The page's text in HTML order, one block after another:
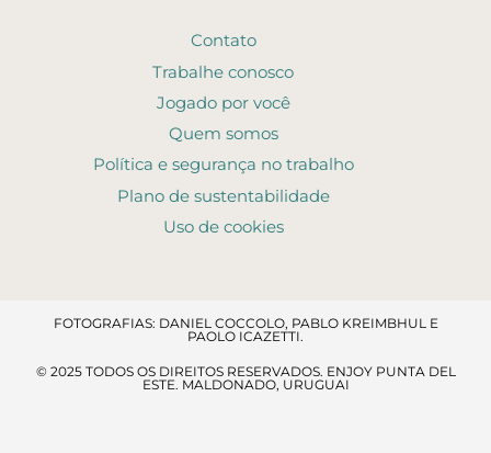
Contato
Trabalhe conosco
Jogado por você
Quem somos
Política e segurança no trabalho
Plano de sustentabilidade
Uso de cookies
FOTOGRAFIAS: DANIEL COCCOLO, PABLO KREIMBHUL E
PAOLO ICAZETTI.
© 2025 TODOS OS DIREITOS RESERVADOS. ENJOY PUNTA DEL
ESTE. MALDONADO, URUGUAI